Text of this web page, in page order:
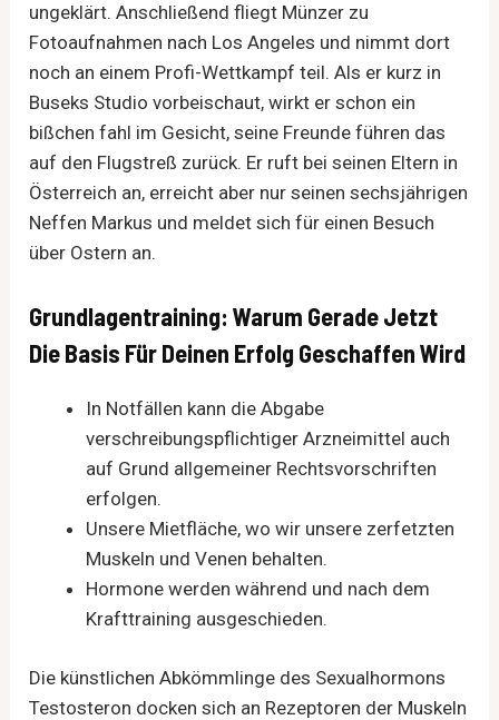
ungeklärt. Anschließend fliegt Münzer zu
Fotoaufnahmen nach Los Angeles und nimmt dort
noch an einem Profi-Wettkampf teil. Als er kurz in
Buseks Studio vorbeischaut, wirkt er schon ein
bißchen fahl im Gesicht, seine Freunde führen das
auf den Flugstreß zurück. Er ruft bei seinen Eltern in
Österreich an, erreicht aber nur seinen sechsjährigen
Neffen Markus und meldet sich für einen Besuch
über Ostern an.
Grundlagentraining: Warum Gerade Jetzt
Die Basis Für Deinen Erfolg Geschaffen Wird
In Notfällen kann die Abgabe
verschreibungspflichtiger Arzneimittel auch
auf Grund allgemeiner Rechtsvorschriften
erfolgen.
Unsere Mietfläche, wo wir unsere zerfetzten
Muskeln und Venen behalten.
Hormone werden während und nach dem
Krafttraining ausgeschieden.
Die künstlichen Abkömmlinge des Sexualhormons
Testosteron docken sich an Rezeptoren der Muskeln